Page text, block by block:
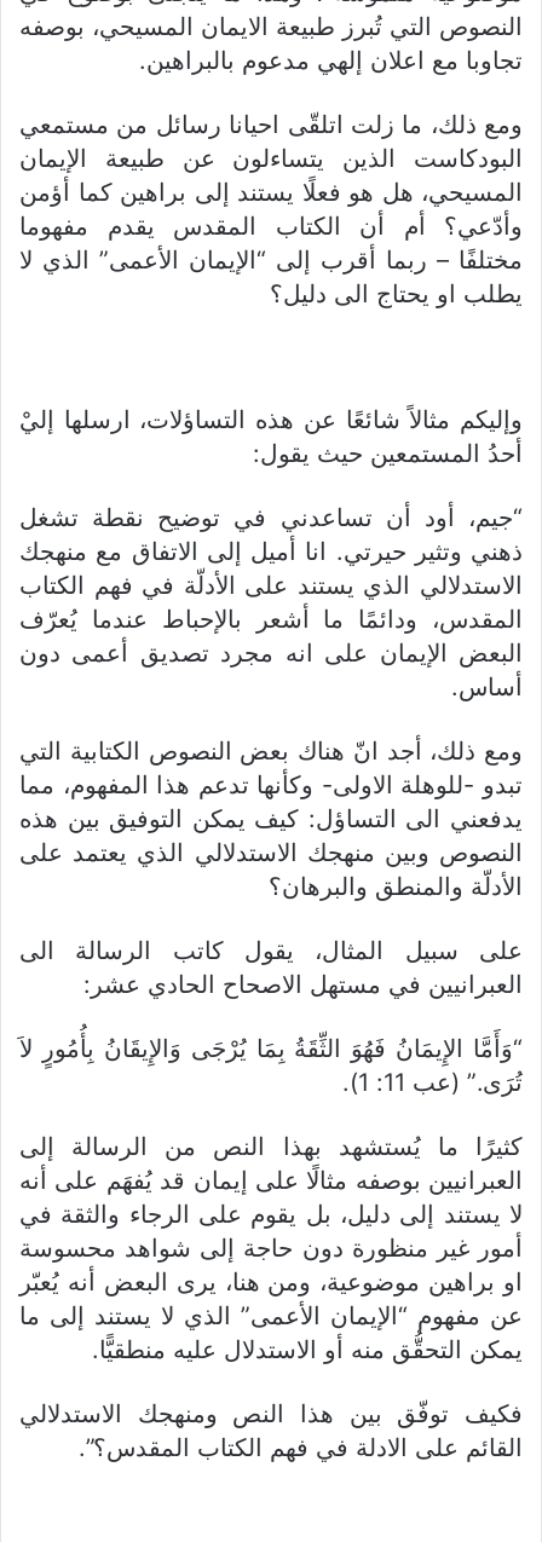
النصوص التي تُبرز طبيعة الايمان المسيحي، بوصفه
تجاوبا مع اعلان إلهي مدعوم بالبراهين.
ومع ذلك، ما زلت اتلقّى احيانا رسائل من مستمعي
البودكاست الذين يتساءلون عن طبيعة الإيمان
المسيحي، هل هو فعلًا يستند إلى براهين كما أؤمن
وأدّعي؟ أم أن الكتاب المقدس يقدم مفهوما
مختلفًا – ربما أقرب إلى “الإيمان الأعمى” الذي لا
يطلب او يحتاج الى دليل؟
وإليكم مثالاً شائعًا عن هذه التساؤلات، ارسلها إليْ
أحدُ المستمعين حيث يقول:
“جيم، أود أن تساعدني في توضيح نقطة تشغل
ذهني وتثير حيرتي. انا أميل إلى الاتفاق مع منهجك
الاستدلالي الذي يستند على الأدلّة في فهم الكتاب
المقدس، ودائمًا ما أشعر بالإحباط عندما يُعرّف
البعض الإيمان على انه مجرد تصديق أعمى دون
أساس.
ومع ذلك، أجد انّ هناك بعض النصوص الكتابية التي
تبدو -للوهلة الاولى- وكأنها تدعم هذا المفهوم، مما
يدفعني الى التساؤل: كيف يمكن التوفيق بين هذه
النصوص وبين منهجك الاستدلالي الذي يعتمد على
الأدلّة والمنطق والبرهان؟
على سبيل المثال، يقول كاتب الرسالة الى
العبرانيين في مستهل الاصحاح الحادي عشر:
“وَأَمَّا الإِيمَانُ فَهُوَ الثِّقَةُ بِمَا يُرْجَى وَالإِيقَانُ بِأُمُورٍ لاَ
تُرَى.” (عب 11: 1).
كثيرًا ما يُستشهد بهذا النص من الرسالة إلى
العبرانيين بوصفه مثالًا على إيمان قد يُفهَم على أنه
لا يستند إلى دليل، بل يقوم على الرجاء والثقة في
أمور غير منظورة دون حاجة إلى شواهد محسوسة
او براهين موضوعية، ومن هنا، يرى البعض أنه يُعبّر
عن مفهوم “الإيمان الأعمى” الذي لا يستند إلى ما
يمكن التحقُّق منه أو الاستدلال عليه منطقيًّا.
فكيف توفّق بين هذا النص ومنهجك الاستدلالي
القائم على الادلة في فهم الكتاب المقدس؟”.